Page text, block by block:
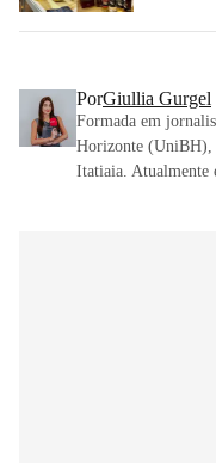
PorGiullia Gurgel
Formada em
Horizonte
Itatiaia. Atualmente